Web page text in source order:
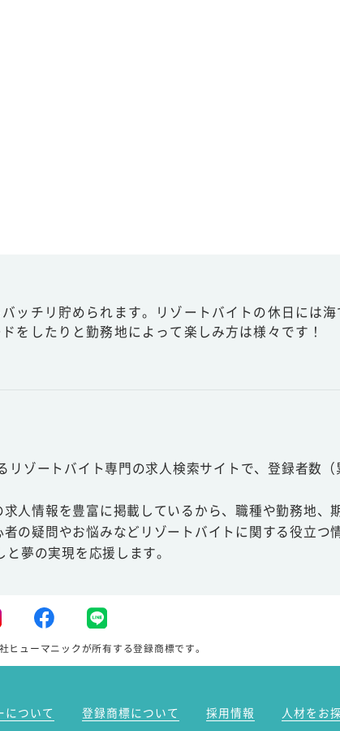
ッチリ貯められます。リゾートバイトの休日には
をしたりと勤務地によって楽しみ方は様々です！
ゾートバイト専門の求人検索サイトで、登録者数（
人情報を豊富に掲載しているから、職種や勤務地、
の疑問やお悩みなどリゾートバイトに関する役立つ
夢の実現を応援します。
ヒューマニックが所有する登録商標です。
について 登録商標について 採用情報
人材をお